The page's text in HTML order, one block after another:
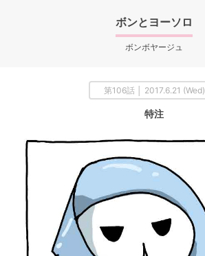
ボンとヨーソロ
ボンボヤージュ
第106話 │ 2017.6.21 (Wed)
特注